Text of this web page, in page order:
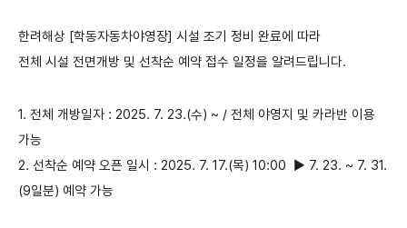
한려해상 [학동자동차야영장] 시설 조기 정비 완료에 따라
전체 시설 전면개방 및 선착순 예약 접수 일정을 알려드립니다.
1. 전체 개방일자 : 2025. 7. 23.(수) ~ / 전체 야영지 및 카라반 이용
가능
2. 선착순 예약 오픈 일시 : 2025. 7. 17.(목) 10:00 ▶ 7. 23. ~ 7. 31.
(9일분) 예약 가능